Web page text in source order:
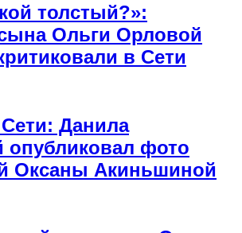
толстый?»:
Ольги Орловой
в Сети
Данила
опубликовал фото
Оксаны Акиньшиной